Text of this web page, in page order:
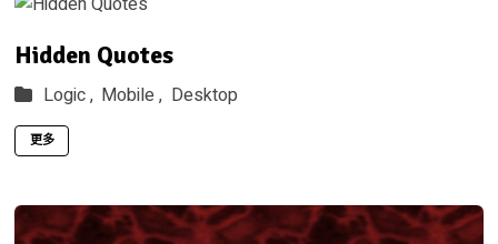
Hidden Quotes
Logic , Mobile , Desktop
更多